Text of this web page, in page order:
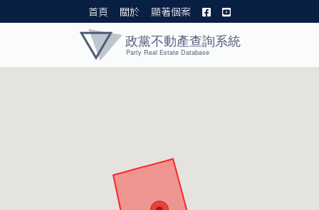
首頁 關於 顯著個案